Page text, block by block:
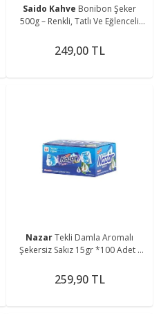
Saido Kahve Bonibon Şeker
500g – Renkli, Tatlı Ve Eğlenceli
249,00 TL
NazarTekli Damla Aromalı
Şekersiz Sakız 15gr *100 Adet (
259,90 TL